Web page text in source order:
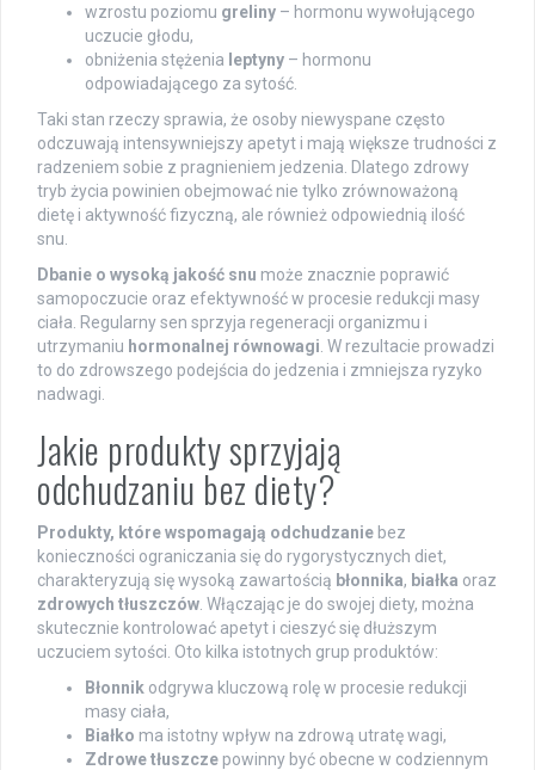
wzrostu poziomu greliny – hormonu wywołującego
uczucie głodu,
obniżenia stężenia leptyny – hormonu
odpowiadającego za sytość.
Taki stan rzeczy sprawia, że osoby niewyspane często
odczuwają intensywniejszy apetyt i mają większe trudności z
radzeniem sobie z pragnieniem jedzenia. Dlatego zdrowy
tryb życia powinien obejmować nie tylko zrównoważoną
dietę i aktywność fizyczną, ale również odpowiednią ilość
snu.
Dbanie o wysoką jakość snu może znacznie poprawić
samopoczucie oraz efektywność w procesie redukcji masy
ciała. Regularny sen sprzyja regeneracji organizmu i
utrzymaniu hormonalnej równowagi . W rezultacie prowadzi
to do zdrowszego podejścia do jedzenia i zmniejsza ryzyko
nadwagi.
Jakie produkty sprzyjają
odchudzaniu bez diety?
Produkty, które wspomagają odchudzanie bez
konieczności ograniczania się do rygorystycznych diet,
charakteryzują się wysoką zawartością błonnika, białka oraz
zdrowych tłuszczów . Włączając je do swojej diety, można
skutecznie kontrolować apetyt i cieszyć się dłuższym
uczuciem sytości. Oto kilka istotnych grup produktów:
Błonnik odgrywa kluczową rolę w procesie redukcji
masy ciała,
Białko ma istotny wpływ na zdrową utratę wagi,
Zdrowe tłuszcze powinny być obecne w codziennym